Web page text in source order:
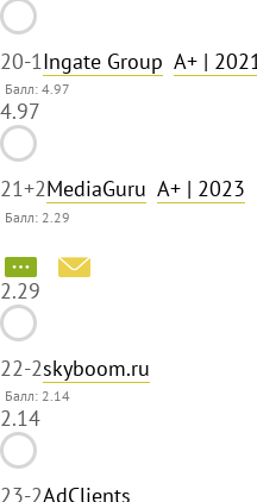
20-1Ingate Group A+ |
Балл: 4.97
4.97
21+2MediaGuru A+ | 2023
Балл: 2.29
2.29
22-2skyboom.ru
Балл: 2.14
2.14
23-2AdClients